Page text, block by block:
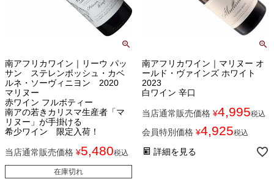
南アフリカワイン｜リーウ パッ
サン ステレンボッシュ・カベ
ルネ・ソーヴィニヨン 2020
マリヌー
赤ワイン フルボティー
南アの若きカリスマ生産者「マ
リヌー」が手掛ける
希少ワイン 限定入荷！
当店通常販売価格 ¥5,480税込
在庫切れ
南アフリカワイン｜マリヌー オ
ールド・ヴァインズ ホワイト
2023
白ワイン 辛口
当店通常販売価格 ¥4,995税込
会員特別価格 ¥4,925税込
詳細を見る